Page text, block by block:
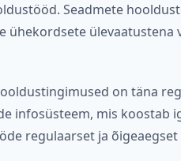
Seadmete
ühekordsete ülevaatustena
on täna
infosüsteem, mis koostab
regulaarset ja õigeaegset